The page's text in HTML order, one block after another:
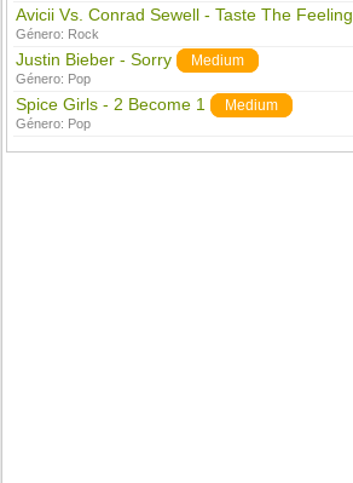
Avicii Vs. Conrad Sewell - Taste The Feeling
Género: Rock
Justin Bieber - Sorry Medium
Género: Pop
Spice Girls - 2 Become 1 Medium
Género: Pop